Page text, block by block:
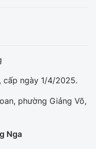
cấp ngày 1/4/2025.
phường Giảng Võ,
Nga